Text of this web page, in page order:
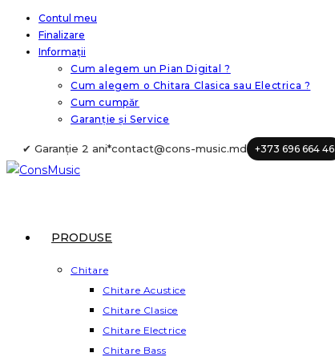
Skip
content
Contul meu
Finalizare
Informații
Cum alegem un Pian Digital ?
Cum alegem o Chitara Clasica sau Electrica ?
Cum cumpăr
Garanție și Service
✔ Garanție 2 ani*contact@cons-music.md +373 696 664 46
PRODUSE
Chitare
Chitare Acustice
Chitare Clasice
Chitare Electrice
Chitare Bass